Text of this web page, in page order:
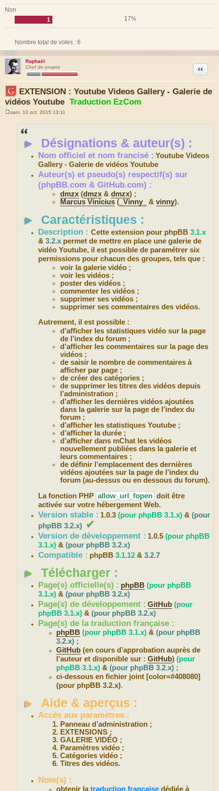
Non
1
17%
Nombre total de votes : 6
Raphaël
Chef de projets
EXTENSION : Youtube Videos Gallery - Galerie de
vidéos Youtube Traduction EzCom
Citation
sam. 10 oct. 2015 13:11
► Désignations & auteur(s) :
Nom officiel et nom francisé : Youtube Videos
Gallery - Galerie de vidéos Youtube
Auteur(s) et pseudo(s) respectif(s) sur
(phpBB.com & GitHub.com) :
dmzx(dmzx& dmzx) ;
Marcus Vinicius(_Vinny_ & vinny).
► Caractéristiques :
Description :Cette extension pour phpBB3.1.x
&3.2.x permet de mettre en place une galerie de
vidéo Youtube, il est possible de paramétrer six
permissions pour chacun des groupes, tels que :
voir la galerie vidéo ;
voir les vidéos ;
poster des vidéos ;
commenter les vidéos ;
supprimer ses vidéos ;
supprimer ses commentaires des vidéos.
Autrement, il est possible :
d’afficher les statistiques vidéo sur la page
de l’index du forum ;
d’afficher les commentaires sur la page des
vidéos ;
de saisir le nombre de commentaires à
afficher par page ;
de créer des catégories ;
de supprimer les titres des vidéos depuis
l’administration ;
d’afficher les dernières vidéos ajoutées
dans la galerie sur la page de l’index du
forum ;
d’afficher les statistiques Youtube ;
d’afficher la durée ;
d’afficher dans mChat les vidéos
nouvellement publiées dans la galerie et
leurs commentaires ;
de définir l’emplacement des dernières
vidéos ajoutées sur la page de l’index du
forum (au-dessus ou en dessous du forum).
La fonction PHP allow_url_fopen doit être
activée sur votre hébergement Web.
Version stable : 1.0.3(pour phpBB 3.1.x) &(pour
phpBB 3.2.x) ✔
Version de développement : 1.0.5(pour phpBB
3.1.x) &(pour phpBB 3.2.x)
Compatible : phpBB3.1.12 &3.2.7
► Télécharger :
Page(s) officielle(s) : phpBB (pour phpBB
3.1.x) &(pour phpBB 3.2.x)
Page(s) de développement : GitHub (pour
phpBB 3.1.x) &(pour phpBB 3.2.x)
Page(s) de la traduction française :
phpBB (pour phpBB 3.1.x) &(pour phpBB
3.2.x) ;
GitHub (en cours d’approbation auprès de
l’auteur et disponible sur :GitHub)(pour
phpBB 3.1.x) &(pour phpBB 3.2.x) ;
ci-dessous en fichier joint [color=#408080]
(pour phpBB 3.2.x).
► Aide & aperçus :
Accès aux paramètres :
Panneau d’administration ;
EXTENSIONS ;
GALERIE VIDÉO ;
Paramètres vidéo ;
Catégories vidéo ;
Titres des vidéos.
Note(s) :
obtenir latraduction française dédiée à